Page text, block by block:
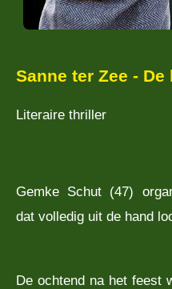
Sanne ter Zee -
Literaire thriller
Gemke Schut (47)
dat volledig uit de hand
De ochtend na het feest